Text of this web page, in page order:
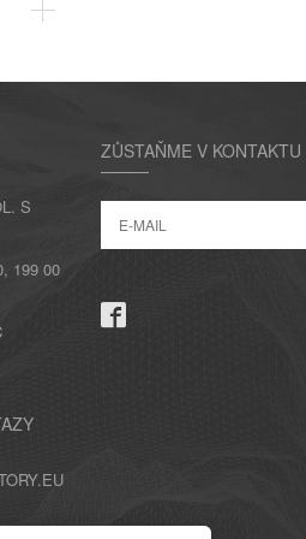
S
199 00
ZŮSTAŇME V KONTAKTU